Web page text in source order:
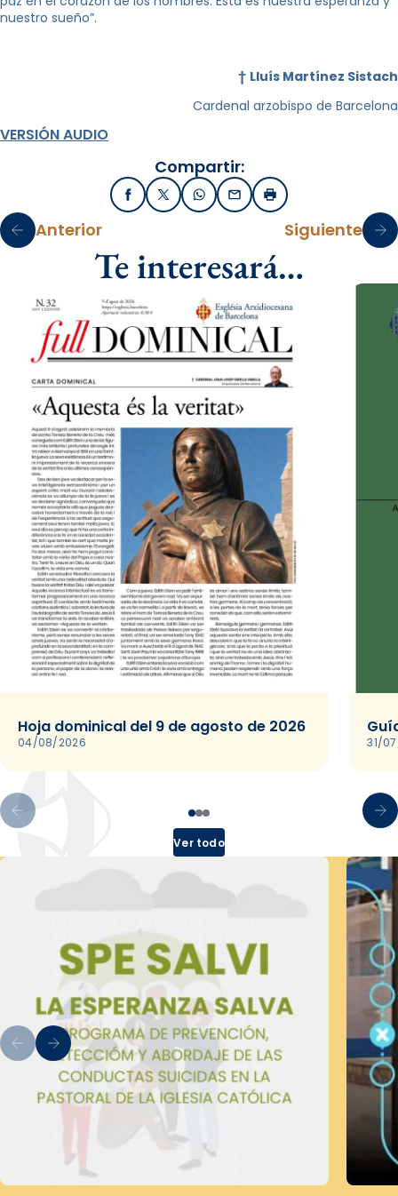
nuestro sueño”.
† Lluís Martínez Sistach
Cardenal arzobispo de Barcelona
VERSIÓN AUDIO
Compartir:
FacebookX / TwitterWhatsApp
EmailImprimir
Anterior Siguiente
Te interesará…
Hoja dominical del 9 de agosto de 2026
04/08/2026 31/
Ver todo